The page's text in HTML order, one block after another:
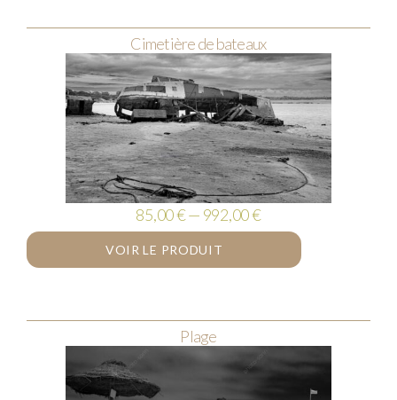
Cimetière de bateaux
85,00 € — 992,00 €
VOIR LE PRODUIT
Plage